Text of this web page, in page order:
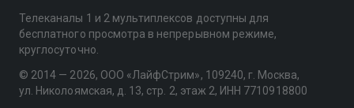
Телеканалы 1 и 2 мультиплексов доступны для
бесплатного просмотра в непрерывном режиме,
круглосуточно.
© 2014 — 2026, ООО «ЛайфСтрим», 109240, г. Москва,
ул. Николоямская, д. 13, стр. 2, этаж 2, ИНН 7710918800